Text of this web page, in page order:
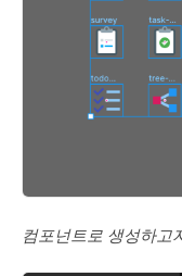
컴포넌트로 생성하고